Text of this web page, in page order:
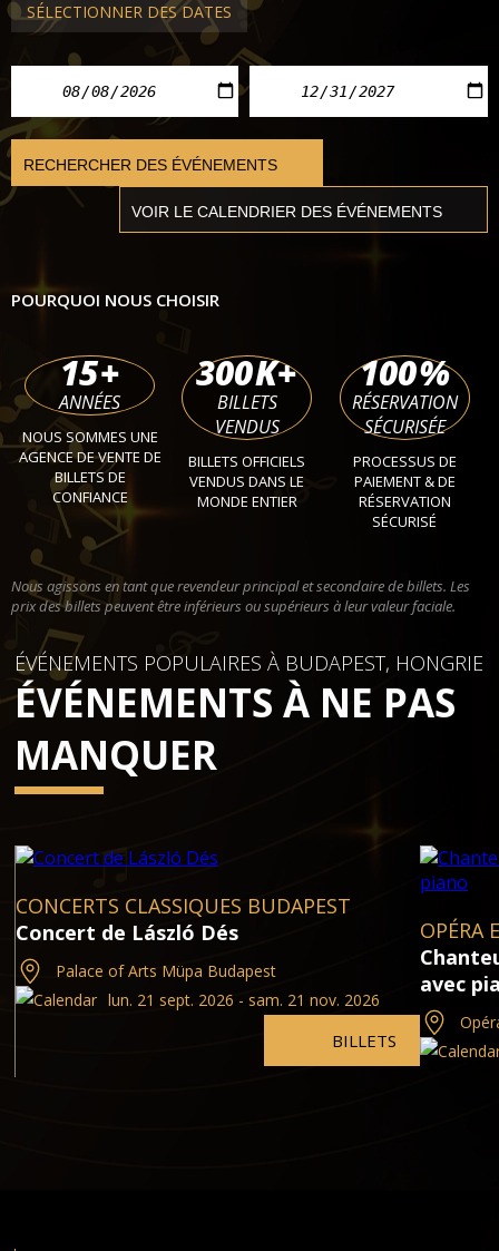
SÉLECTIONNER DES DATES
POURQUOI NOUS CHOISIR
15+
ANNÉES
NOUS SOMMES UNE
AGENCE DE VENTE DE
BILLETS DE
CONFIANCE
300K+
BILLETS
VENDUS
BILLETS OFFICIELS
VENDUS DANS LE
MONDE ENTIER
100%
RÉSERVATION
SÉCURISÉE
PROCESSUS DE
PAIEMENT & DE
RÉSERVATION
SÉCURISÉ
Nous agissons en tant que revendeur principal et secondaire de billets. Les
prix des billets peuvent être inférieurs ou supérieurs à leur valeur faciale.
ÉVÉNEMENTS POPULAIRES À BUDAPEST, HONGRIE
ÉVÉNEMENTS À NE PAS
MANQUER
CONCERTS CLASSIQUES BUDAPEST
Concert de László Dés
Palace of Arts Müpa Budapest
lun. 21 sept. 2026 - sam. 21 nov. 2026
BILLETS
OPÉRA
avec